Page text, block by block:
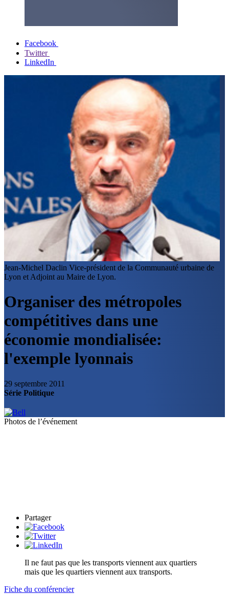
Facebook
Twitter
LinkedIn
Jean-Michel Daclin Vice-président de la Communauté urbaine de
Lyon et Adjoint au Maire de Lyon.
Organiser des métropoles
compétitives dans une
économie mondialisée:
l'exemple lyonnais
29 septembre 2011
Série Politique
Photos de l’événement
Partager
Il ne faut pas que les transports viennent aux quartiers
mais que les quartiers viennent aux transports.
Fiche du conférencier